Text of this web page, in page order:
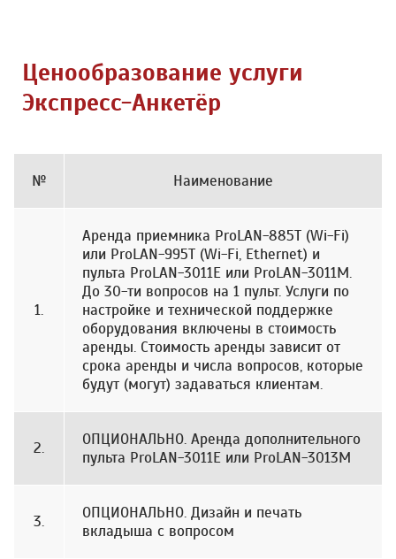
Ценообразование услуги
Экспресс-Анкетёр
№ Наименование
1.
Аренда приемника ProLAN-885T (Wi-Fi)
или ProLAN-995Т (Wi-Fi, Ethernet) и
пульта ProLAN-3011Е или ProLAN-3011М.
До 30-ти вопросов на 1 пульт. Услуги по
настройке и технической поддержке
оборудования включены в стоимость
аренды. Стоимость аренды зависит от
срока аренды и числа вопросов, которые
будут (могут) задаваться клиентам.
2.
ОПЦИОНАЛЬНО. Аренда дополнительного
пульта ProLAN-3011Е или ProLAN-3013М
3.
ОПЦИОНАЛЬНО. Дизайн и печать
вкладыша с вопросом